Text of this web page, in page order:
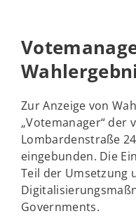
Zur Anzeige von
„Votemanager“ der
Lombardenstraße
eingebunden. Die
Teil der Umsetzung
Governments.